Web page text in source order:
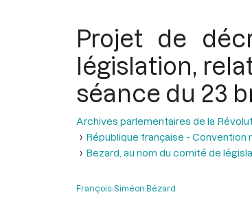
Projet de
législation,
séance du 23
Archives parlementaires de la
République française - Convention
Bezard, au nom du comité de
François-Siméon Bézard